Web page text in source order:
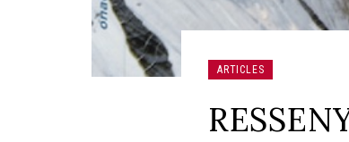
ARTICLES